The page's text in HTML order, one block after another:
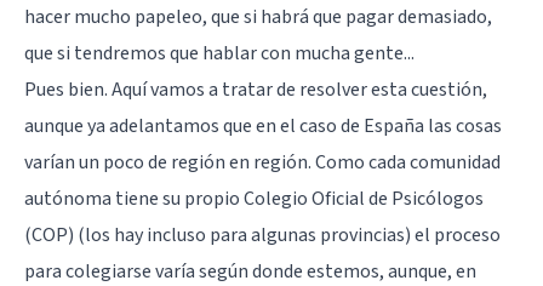
hacer mucho papeleo, que si habrá que pagar demasiado,
que si tendremos que hablar con mucha gente...
Pues bien. Aquí vamos a tratar de resolver esta cuestión,
aunque ya adelantamos que en el caso de España las cosas
varían un poco de región en región. Como cada comunidad
autónoma tiene su propio Colegio Oficial de Psicólogos
(COP) (los hay incluso para algunas provincias) el proceso
para colegiarse varía según donde estemos, aunque, en